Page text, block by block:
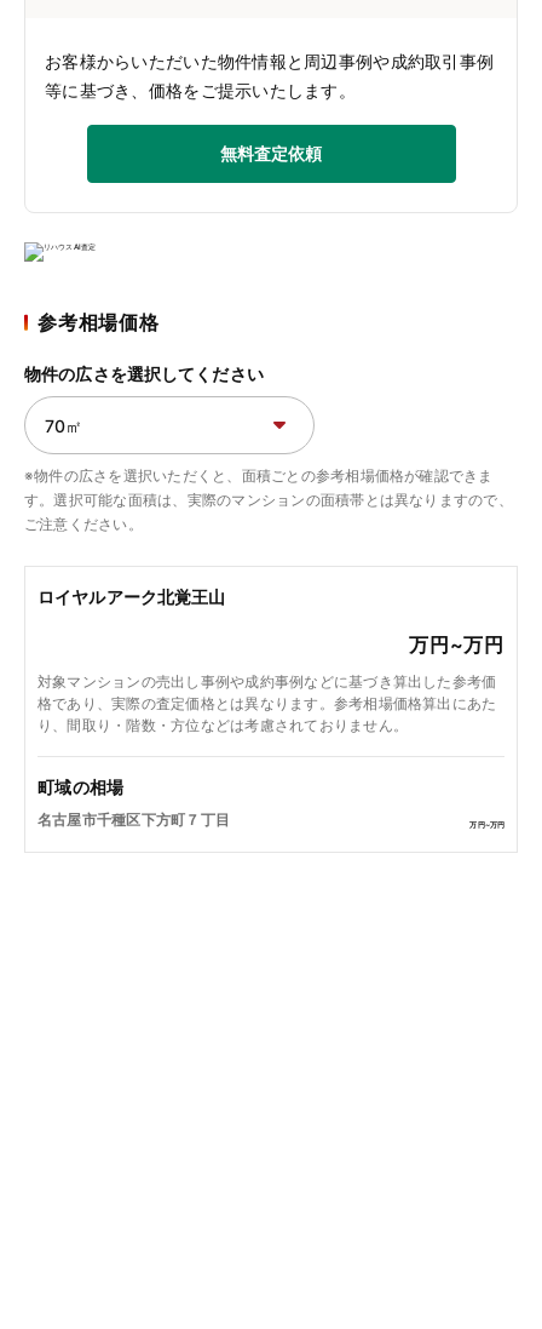
お客様からいただいた物件情報と周辺事例や成約取引事例
等に基づき、価格をご提示いたします。
無料査定依頼
参考相場価格
ロイヤルアーク北覚王山
万円~万円
対象マンションの売出し事例や成約事例などに基づき算出した参考価
格であり、実際の査定価格とは異なります。参考相場価格算出にあた
り、間取り・階数・方位などは考慮されておりません。
町域の相場
名古屋市千種区下方町７丁目 万円~万円
物件の広さを選択してください
※物件の広さを選択いただくと、面積ごとの参考相場価格が確認できま
す。選択可能な面積は、実際のマンションの面積帯とは異なりますので、
ご注意ください。